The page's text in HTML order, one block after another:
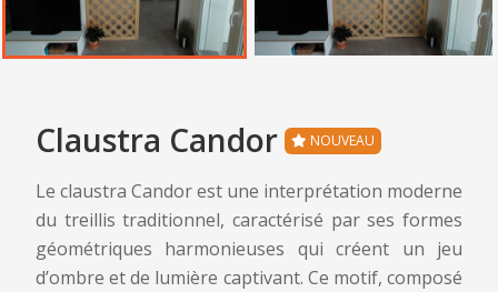
Claustra Candor NOUVEAU
Le claustra Candor est une interprétation moderne
du treillis traditionnel, caractérisé par ses formes
géométriques harmonieuses qui créent un jeu
d’ombre et de lumière captivant. Ce motif, composé